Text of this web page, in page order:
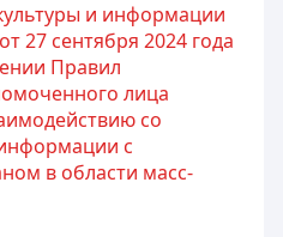
и информации
27 сентября 2024 года
Правил
лица
со
с
в области масс-